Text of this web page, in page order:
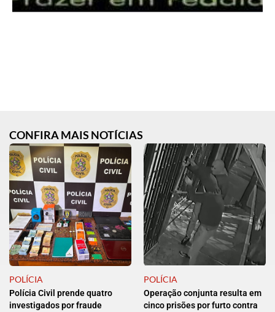
CONFIRA MAIS NOTÍCIAS
POLÍCIA
Polícia Civil prende quatro
investigados por fraude
POLÍCIA
Operação conjunta resulta em
cinco prisões por furto contra